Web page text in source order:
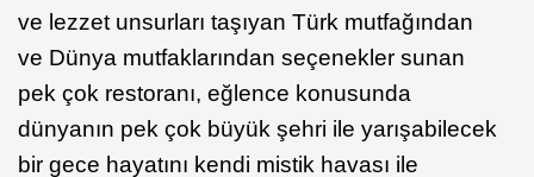
ve lezzet unsurları taşıyan Türk mutfağından
ve Dünya mutfaklarından seçenekler sunan
pek çok restoranı, eğlence konusunda
dünyanın pek çok büyük şehri ile yarışabilecek
bir gece hayatını kendi mistik havası ile